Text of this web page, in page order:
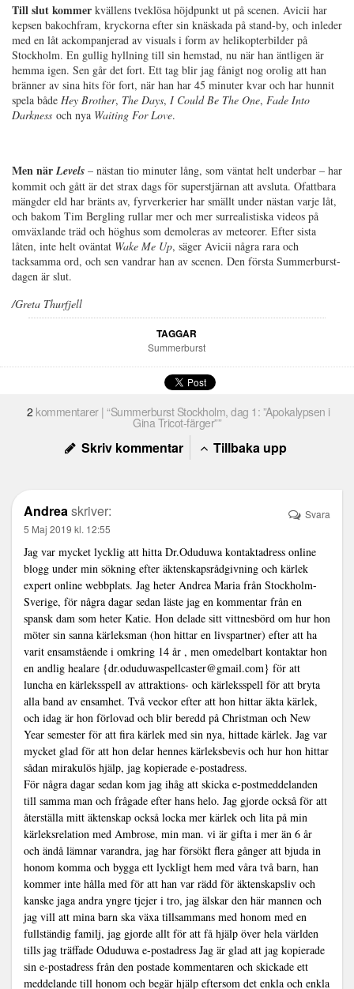
Till slut kommer kvällens tveklösa höjdpunkt ut på scenen. Avicii har
kepsen bakochfram, kryckorna efter sin knäskada på stand-by, och inleder
med en låt ackompanjerad av visuals i form av helikopterbilder på
Stockholm. En gullig hyllning till sin hemstad, nu när han äntligen är
hemma igen. Sen går det fort. Ett tag blir jag fånigt nog orolig att han
bränner av sina hits för fort, när han har 45 minuter kvar och har hunnit
spela både Hey Brother, The Days, I Could Be The One, Fade Into
Darkness och nya Waiting For Love.
Men närLevels – nästan tio minuter lång, som väntat helt underbar – har
kommit och gått är det strax dags för superstjärnan att avsluta. Ofattbara
mängder eld har bränts av, fyrverkerier har smällt under nästan varje låt,
och bakom Tim Bergling rullar mer och mer surrealistiska videos på
omväxlande träd och höghus som demoleras av meteorer. Efter sista
låten, inte helt oväntat Wake Me Up, säger Avicii några rara och
tacksamma ord, och sen vandrar han av scenen. Den första Summerburst-
dagen är slut.
/Greta Thurfjell
TAGGAR
Summerburst
2 kommentarer | “Summerburst Stockholm, dag 1: ”Apokalypsen i
Gina Tricot-färger””
Skriv kommentar Tillbaka upp
Andreaskriver:
5 Maj 2019 kl. 12:55
Jag var mycket lycklig att hitta Dr.Oduduwa kontaktadress online
blogg under min sökning efter äktenskapsrådgivning och kärlek
expert online webbplats. Jag heter Andrea Maria från Stockholm-
Sverige, för några dagar sedan läste jag en kommentar från en
spansk dam som heter Katie. Hon delade sitt vittnesbörd om hur hon
möter sin sanna kärleksman (hon hittar en livspartner) efter att ha
varit ensamstående i omkring 14 år , men omedelbart kontaktar hon
en andlig healare {dr.oduduwaspellcaster@gmail.com} för att
luncha en kärleksspell av attraktions- och kärleksspell för att bryta
alla band av ensamhet. Två veckor efter att hon hittar äkta kärlek,
och idag är hon förlovad och blir beredd på Christman och New
Year semester för att fira kärlek med sin nya, hittade kärlek. Jag var
mycket glad för att hon delar hennes kärleksbevis och hur hon hittar
sådan mirakulös hjälp, jag kopierade e-postadress.
För några dagar sedan kom jag ihåg att skicka e-postmeddelanden
till samma man och frågade efter hans helo. Jag gjorde också för att
återställa mitt äktenskap också locka mer kärlek och lita på min
kärleksrelation med Ambrose, min man. vi är gifta i mer än 6 år
och ändå lämnar varandra, jag har försökt flera gånger att bjuda in
honom komma och bygga ett lyckligt hem med våra två barn, han
kommer inte hålla med för att han var rädd för äktenskapsliv och
kanske jaga andra yngre tjejer i tro, jag älskar den här mannen och
jag vill att mina barn ska växa tillsammans med honom med en
fullständig familj, jag gjorde allt för att få hjälp över hela världen
tills jag träffade Oduduwa e-postadress Jag är glad att jag kopierade
sin e-postadress från den postade kommentaren och skickade ett
meddelande till honom och begär hjälp eftersom det enkla och enkla
Svara